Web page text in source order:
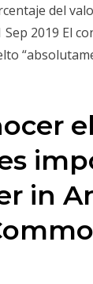
del
2019 El
in